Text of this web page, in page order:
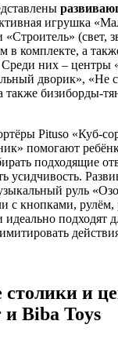
игрушка
(свет,
в комплекте, а
них – центры
дворик», «Не
также
Pituso
помогают
подходящие
усидчивость.
руль
с кнопками,
подходят
и
Biba Toys